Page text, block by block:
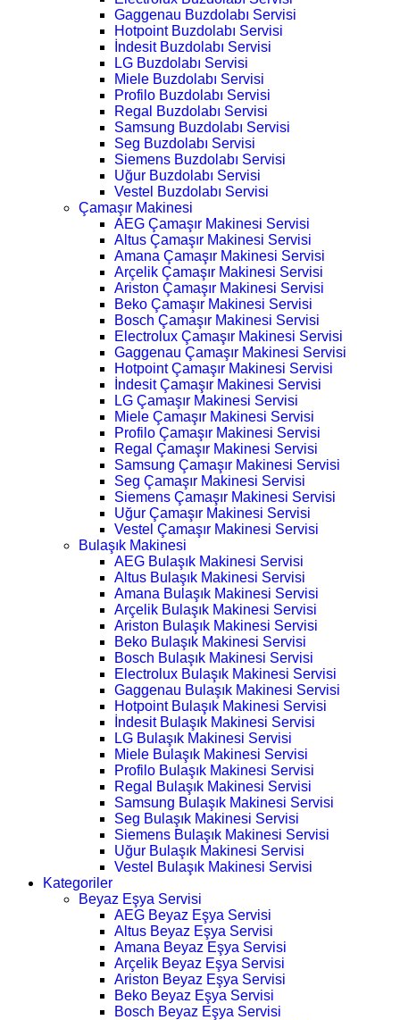
Gaggenau Buzdolabı Servisi
Hotpoint Buzdolabı Servisi
İndesit Buzdolabı Servisi
LG Buzdolabı Servisi
Miele Buzdolabı Servisi
Profilo Buzdolabı Servisi
Regal Buzdolabı Servisi
Samsung Buzdolabı Servisi
Seg Buzdolabı Servisi
Siemens Buzdolabı Servisi
Uğur Buzdolabı Servisi
Vestel Buzdolabı Servisi
Çamaşır Makinesi
AEG Çamaşır Makinesi Servisi
Altus Çamaşır Makinesi Servisi
Amana Çamaşır Makinesi Servisi
Arçelik Çamaşır Makinesi Servisi
Ariston Çamaşır Makinesi Servisi
Beko Çamaşır Makinesi Servisi
Bosch Çamaşır Makinesi Servisi
Electrolux Çamaşır Makinesi Servisi
Gaggenau Çamaşır Makinesi Servisi
Hotpoint Çamaşır Makinesi Servisi
İndesit Çamaşır Makinesi Servisi
LG Çamaşır Makinesi Servisi
Miele Çamaşır Makinesi Servisi
Profilo Çamaşır Makinesi Servisi
Regal Çamaşır Makinesi Servisi
Samsung Çamaşır Makinesi Servisi
Seg Çamaşır Makinesi Servisi
Siemens Çamaşır Makinesi Servisi
Uğur Çamaşır Makinesi Servisi
Vestel Çamaşır Makinesi Servisi
Bulaşık Makinesi
AEG Bulaşık Makinesi Servisi
Altus Bulaşık Makinesi Servisi
Amana Bulaşık Makinesi Servisi
Arçelik Bulaşık Makinesi Servisi
Ariston Bulaşık Makinesi Servisi
Beko Bulaşık Makinesi Servisi
Bosch Bulaşık Makinesi Servisi
Electrolux Bulaşık Makinesi Servisi
Gaggenau Bulaşık Makinesi Servisi
Hotpoint Bulaşık Makinesi Servisi
İndesit Bulaşık Makinesi Servisi
LG Bulaşık Makinesi Servisi
Miele Bulaşık Makinesi Servisi
Profilo Bulaşık Makinesi Servisi
Regal Bulaşık Makinesi Servisi
Samsung Bulaşık Makinesi Servisi
Seg Bulaşık Makinesi Servisi
Siemens Bulaşık Makinesi Servisi
Uğur Bulaşık Makinesi Servisi
Vestel Bulaşık Makinesi Servisi
Kategoriler
Beyaz Eşya Servisi
AEG Beyaz Eşya Servisi
Altus Beyaz Eşya Servisi
Amana Beyaz Eşya Servisi
Arçelik Beyaz Eşya Servisi
Ariston Beyaz Eşya Servisi
Beko Beyaz Eşya Servisi
Bosch Beyaz Eşya Servisi